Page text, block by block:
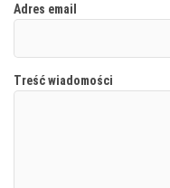
Adres email
Treść wiadomości